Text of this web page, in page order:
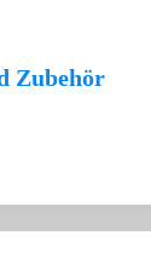
Zubehör